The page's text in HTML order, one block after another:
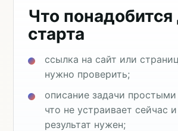
Что понадобится
старта
ссылка на сайт или
нужно проверить;
описание задачи
что не устраивает сейчас
результат нужен;